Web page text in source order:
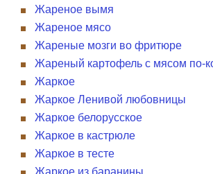
Жареное вымя
Жареное мясо
Жареные мозги во фритюре
Жареный картофель с мясом по-
Жаркое
Жаркое Ленивой любовницы
Жаркое белорусское
Жаркое в кастрюле
Жаркое в тесте
Жаркое из баранины